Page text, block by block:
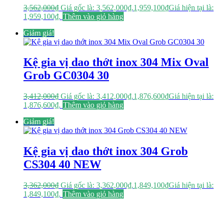
3,562,000₫ Giá gốc là: 3,562,000₫.1,959,100₫Giá hiện tại là:
1,959,100₫. Thêm vào giỏ hàng
Giảm giá!
Kệ gia vị dao thớt inox 304 Mix Oval
Grob GC0304 30
3,412,000₫ Giá gốc là: 3,412,000₫.1,876,600₫Giá hiện tại là:
1,876,600₫. Thêm vào giỏ hàng
Giảm giá!
Kệ gia vị dao thớt inox 304 Grob
CS304 40 NEW
3,362,000₫ Giá gốc là: 3,362,000₫.1,849,100₫Giá hiện tại là:
1,849,100₫. Thêm vào giỏ hàng